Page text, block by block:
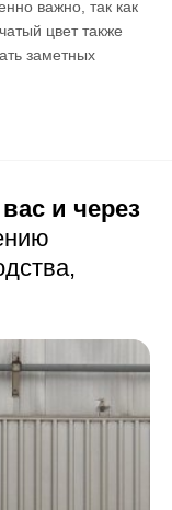
важно, так как
цвет также
заметных
и через